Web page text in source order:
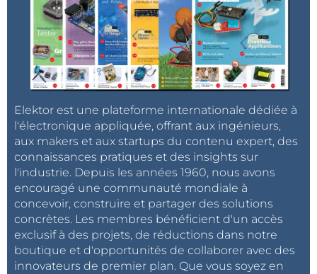
Elektor est une plateforme internationale dédiée à
l'électronique appliquée, offrant aux ingénieurs,
aux makers et aux startups du contenu expert, des
connaissances pratiques et des insights sur
l'industrie. Depuis les années 1960, nous avons
encouragé une communauté mondiale à
concevoir, construire et partager des solutions
concrètes. Les membres bénéficient d'un accès
exclusif à des projets, de réductions dans notre
boutique et d'opportunités de collaborer avec des
innovateurs de premier plan. Que vous soyez en